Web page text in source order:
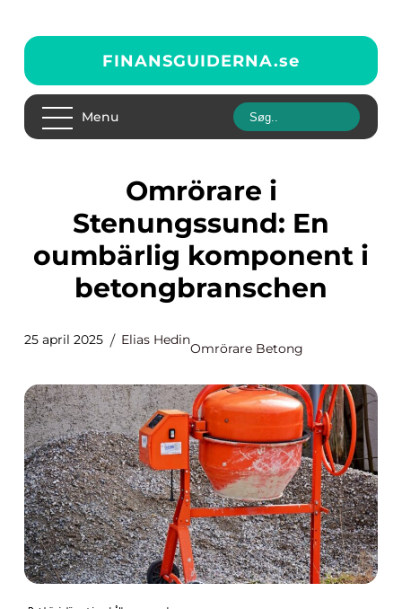
FINANSGUIDERNA.se
Menu
Omrörare i
Stenungssund: En
oumbärlig komponent i
betongbranschen
25 april 2025 Elias Hedin
Omrörare Betong